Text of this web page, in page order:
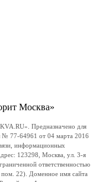
Москва»
Предназначено для
№ 77-64961 от 04 марта 2016
информационных
123298, Москва, ул. 3-я
ответственностью
22). Доменное имя сайта